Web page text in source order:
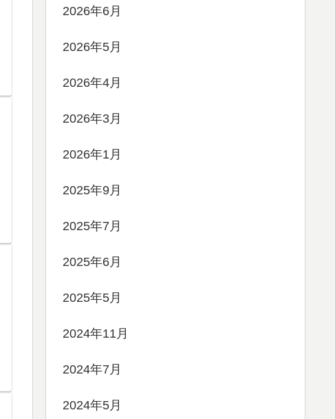
2026年6月
2026年5月
2026年4月
2026年3月
2026年1月
2025年9月
2025年7月
2025年6月
2025年5月
2024年11月
2024年7月
2024年5月